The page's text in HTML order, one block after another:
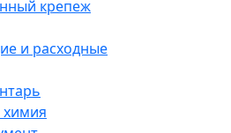
крепеж
и расходные
химия